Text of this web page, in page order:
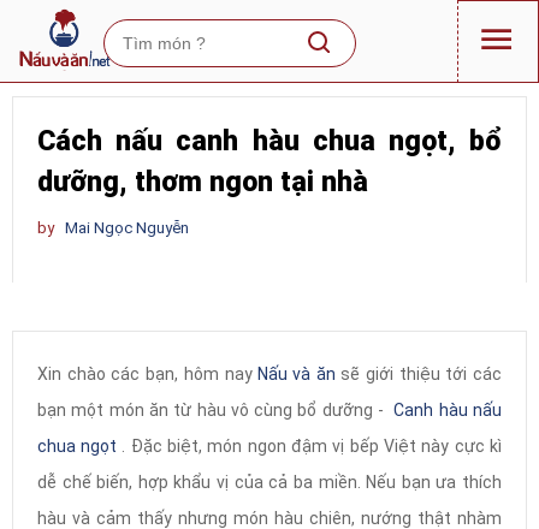
Cách nấu canh hàu chua ngọt, bổ
dưỡng, thơm ngon tại nhà
by Mai Ngọc Nguyễn
Xin chào các bạn, hôm nay Nấu và ăn sẽ giới thiệu tới các
bạn một món ăn từ hàu vô cùng bổ dưỡng - Canh hàu nấu
chua ngọt
. Đặc biệt, món ngon đậm vị bếp Việt này cực kì
dễ chế biến, hợp khẩu vị của cả ba miền. Nếu bạn ưa thích
hàu và cảm thấy nhưng món hàu chiên, nướng thật nhàm